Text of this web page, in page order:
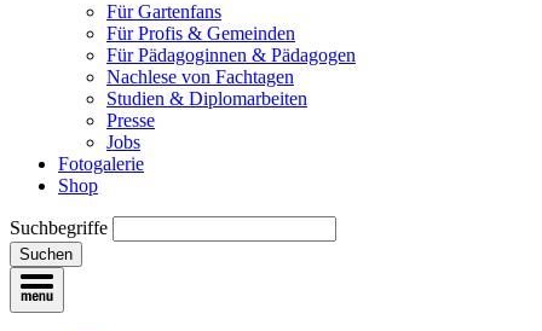
Für Gartenfans
Für Profis & Gemeinden
Für Pädagoginnen & Pädagogen
Nachlese von Fachtagen
Studien & Diplomarbeiten
Presse
Jobs
Fotogalerie
Shop
Suchbegriffe
Suchen